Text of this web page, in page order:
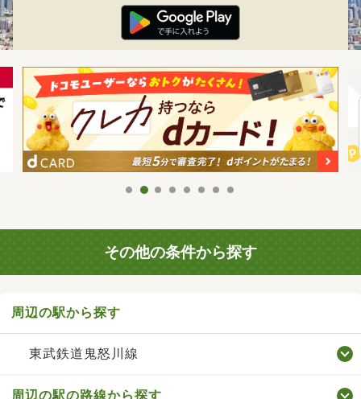
その他の条件から探す
周辺の駅から探す
東武鉄道鬼怒川線
周辺の駅の路線から探す